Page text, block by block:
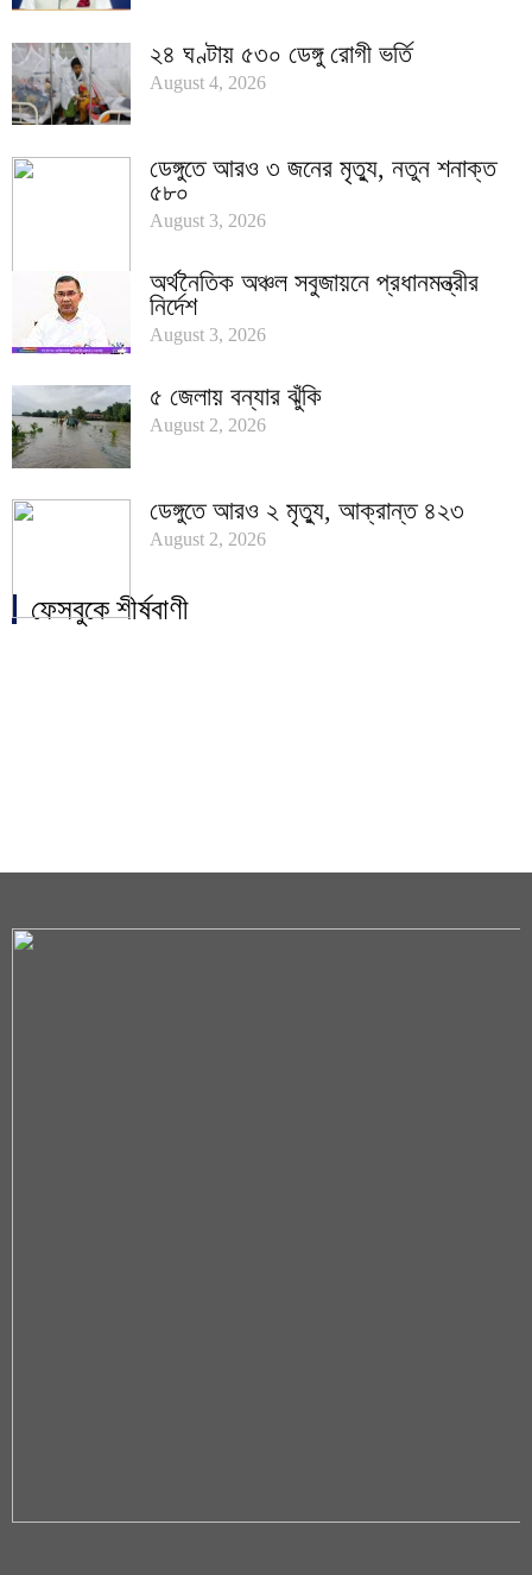
২৪ ঘণ্টায় ৫৩০ ডেঙ্গু রোগী ভর্তি
August 4, 2026
ডেঙ্গুতে আরও ৩ জনের মৃত্যু, নতুন শনাক্ত
৫৮০
August 3, 2026
অর্থনৈতিক অঞ্চল সবুজায়নে প্রধানমন্ত্রীর
নির্দেশ
August 3, 2026
৫ জেলায় বন্যার ঝুঁকি
August 2, 2026
ডেঙ্গুতে আরও ২ মৃত্যু, আক্রান্ত ৪২৩
August 2, 2026
ফেসবুকে শীর্ষবাণী